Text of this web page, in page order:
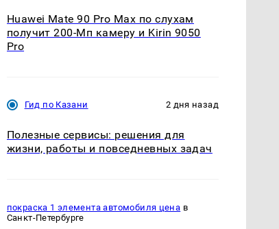
Huawei Mate 90 Pro Max по слухам
получит 200-Мп камеру и Kirin 9050
Pro
Гид по Казани 2 дня назад
Полезные сервисы: решения для
жизни, работы и повседневных задач
покраска 1 элемента автомобиля цена в
Санкт-Петербурге